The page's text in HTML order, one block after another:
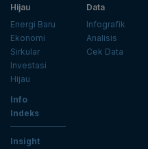
Hijau
Energi Baru
Ekonomi
Sirkular
Investasi
Hijau
Data
Infografik
Analisis
Cek Data
Info
Indeks
Insight